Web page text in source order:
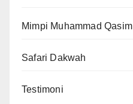
Mimpi Muhammad Qasim
Safari Dakwah
Testimoni